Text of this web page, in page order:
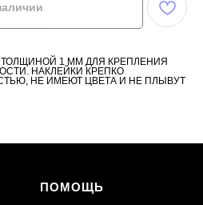
1 ММ ДЛЯ КРЕПЛЕНИЯ
НАКЛЕЙКИ КРЕПКО
НЕ ИМЕЮТ ЦВЕТА И НЕ ПЛЫВУТ
ПОМОЩЬ